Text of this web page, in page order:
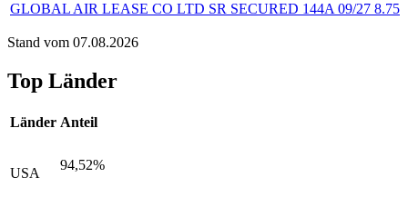
GLOBAL AIR LEASE CO LTD SR SECURED 144A 09/27 8.75
Stand vom 07.08.2026
Top Länder
Länder Anteil
USA
94,52%